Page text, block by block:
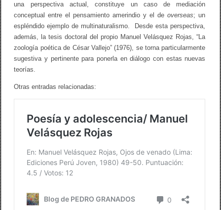
una perspectiva actual, constituye un caso de mediación
conceptual entre el pensamiento amerindio y el deoverseas; un
espléndido ejemplo de multinaturalismo. Desde esta perspectiva,
además, la tesis doctoral del propio Manuel Velásquez Rojas, “La
zoología poética de César Vallejo” (1976), se torna particularmente
sugestiva y pertinente para ponerla en diálogo con estas nuevas
teorías.
Otras entradas relacionadas: